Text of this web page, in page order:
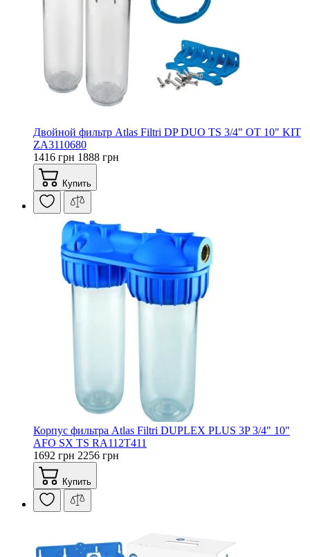
Двойной фильтр Atlas Filtri DP DUO TS 3/4" OT 10" KIT
ZA3110680
1416 грн 1888 грн
Купить
Корпус фильтра Atlas Filtri DUPLEX PLUS 3P 3/4" 10"
AFO SX TS RA112T411
1692 грн 2256 грн
Купить